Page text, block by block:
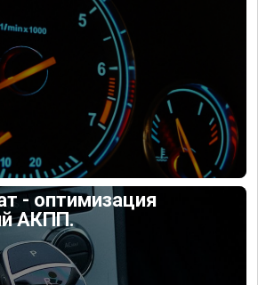
- оптимизация
АКПП.